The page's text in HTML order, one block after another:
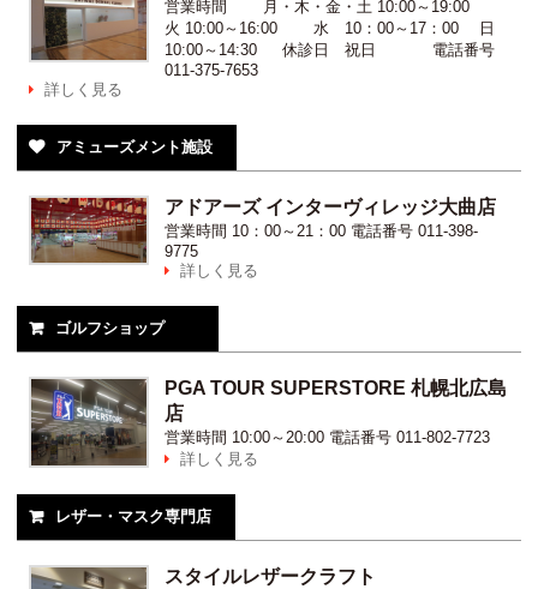
営業時間
月・木・金・土 10:00～19:00
火 10:00～16:00 水 10：00～17：00 日
10:00～14:30 休診日 祝日 電話番号
011-375-7653
 詳しく見る
 アミューズメント施設
アドアーズ インターヴィレッジ大曲店
営業時間 10：00～21：00 電話番号 011-398-
9775
 詳しく見る
 ゴルフショップ
PGA TOUR SUPERSTORE 札幌北広島
店
営業時間 10:00～20:00 電話番号 011-802-7723
 詳しく見る
 レザー・マスク専門店
スタイルレザークラフト